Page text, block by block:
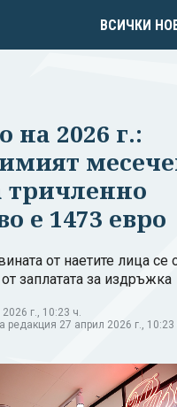
ВСИЧКИ
на 2026 г.:
тричленно
е 1473 евро
от наетите лица се
заплатата за издръжка
г., 10:23 ч.
редакция 27 април 2026 г., 10:23